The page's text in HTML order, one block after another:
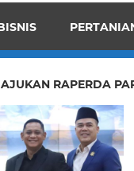
RAPERDA